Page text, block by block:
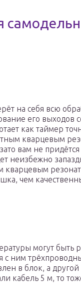
на себя всю
его
как таймер
кварцевым
вам не
неизбежно
кварцевым
чем
могут быть
с ним
в блок, а
кабель 5 м, то